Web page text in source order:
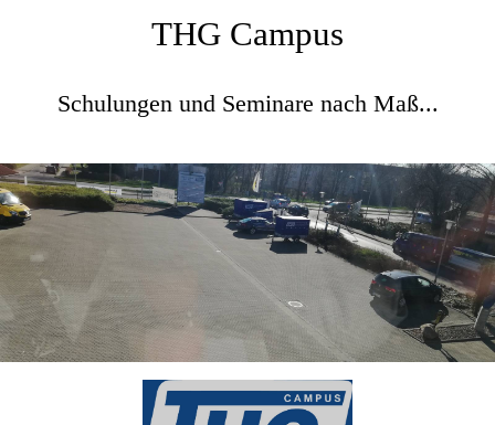
THG Campus
Schulungen und Seminare nach Maß...